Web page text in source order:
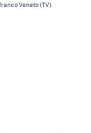
Veneto(TV)